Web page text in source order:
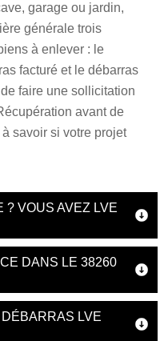
garage ou jardin,
générale trois
à enlever : le
facturé et le débarras
faire une sollicitation
avant de
savoir si votre projet
? VOUS AVEZ LVE
DANS LE 38260
LVE